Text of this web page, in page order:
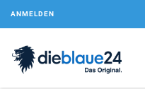
ANMELDEN